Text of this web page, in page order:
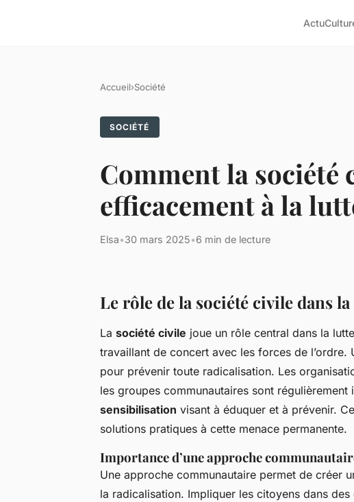
Actu
Accueil›Société
SOCIÉTÉ
Comment la
efficacement à la
Elsa•30 mars 2025•6 min de lecture
Le rôle de la société civile dans
La société civile joue un rôle central dans la
travaillant de concert avec les forces de
pour prévenir toute radicalisation. Les
les groupes communautaires sont
sensibilisation visant à éduquer et à prévenir.
solutions pratiques à cette menace permanente.
Importance d’une approche
Une approche communautaire permet de créer
la radicalisation. Impliquer les citoyens dans